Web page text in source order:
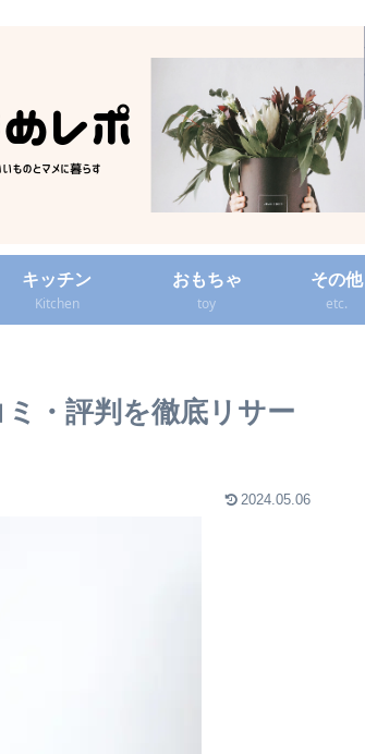
キッチン
Kitchen
おもちゃ
toy
その他
etc.
・評判を徹底リサー
2024.05.06